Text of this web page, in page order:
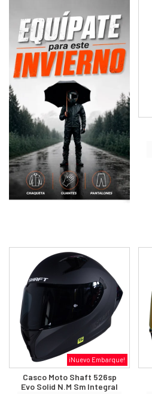
¡Nuevo Embarque!
Casco Moto Shaft 526sp
Evo Solid N.m Sm Integral